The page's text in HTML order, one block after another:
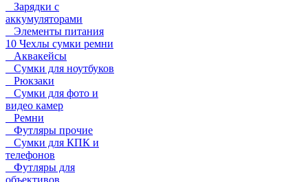
Зарядки с
аккумуляторами
Элементы питания
10 Чехлы сумки ремни
Аквакейсы
Сумки для ноутбуков
Рюкзаки
Сумки для фото и
видео камер
Ремни
Футляры прочие
Сумки для КПК и
телефонов
Футляры для
объективов